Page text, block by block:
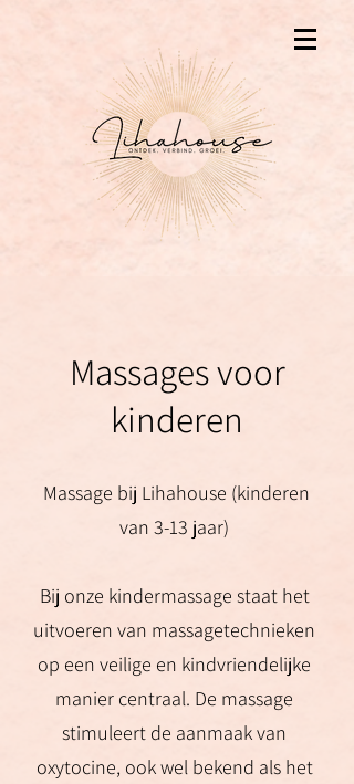
Massages voor
kinderen
Massage bij Lihahouse (kinderen
van 3-13 jaar)
Bij onze kindermassage staat het
uitvoeren van massagetechnieken
op een veilige en kindvriendelijke
manier centraal. De massage
stimuleert de aanmaak van
oxytocine, ook wel bekend als het